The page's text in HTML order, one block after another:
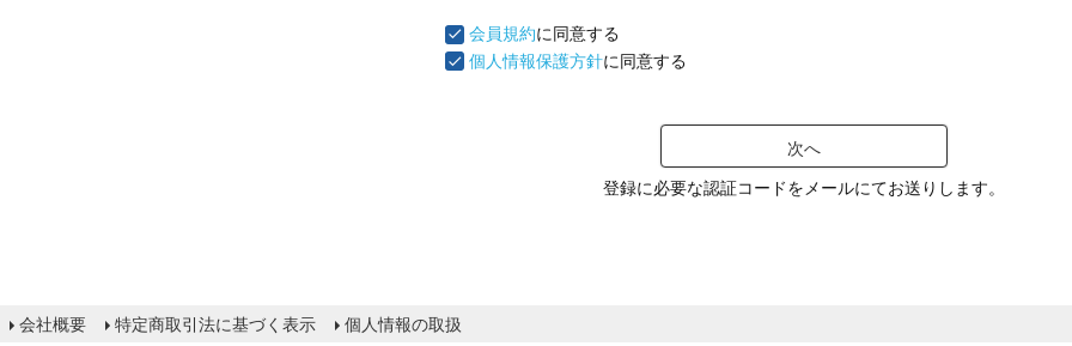
会員規約に同意する
個人情報保護方針に同意する
次へ
登録に必要な認証コードをメールにてお送りします。
会社概要 特定商取引法に基づく表示 個人情報の取扱